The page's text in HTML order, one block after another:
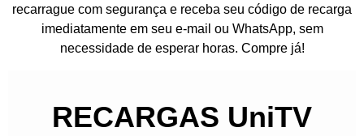
recarrague com segurança e receba seu código de recarga
imediatamente em seu e-mail ou WhatsApp, sem
necessidade de esperar horas. Compre já!
RECARGAS UniTV